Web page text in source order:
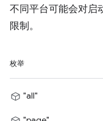
不同平台可能会对启
限制。
枚举
"all"